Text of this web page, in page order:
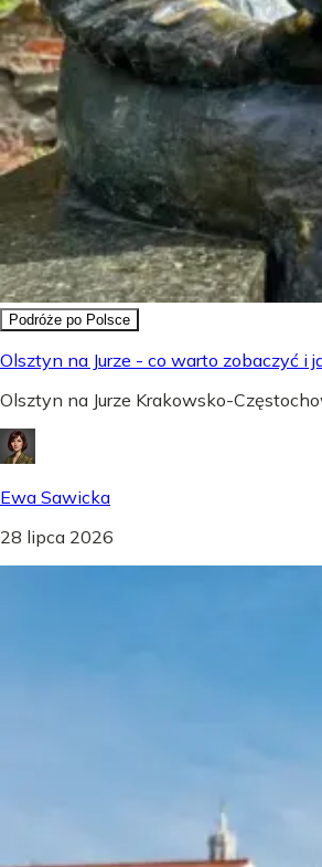
Podróże po Polsce
Olsztyn na Jurze - co warto zobaczyć i
Olsztyn na Jurze Krakowsko-
Ewa Sawicka
28 lipca 2026